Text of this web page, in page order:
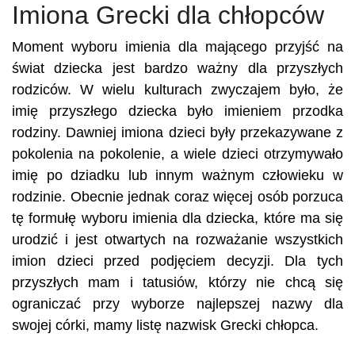
Imiona Grecki dla chłopców
Moment wyboru imienia dla mającego przyjść na
świat dziecka jest bardzo ważny dla przyszłych
rodziców. W wielu kulturach zwyczajem było, że
imię przyszłego dziecka było imieniem przodka
rodziny. Dawniej imiona dzieci były przekazywane z
pokolenia na pokolenie, a wiele dzieci otrzymywało
imię po dziadku lub innym ważnym człowieku w
rodzinie. Obecnie jednak coraz więcej osób porzuca
tę formułę wyboru imienia dla dziecka, które ma się
urodzić i jest otwartych na rozważanie wszystkich
imion dzieci przed podjęciem decyzji. Dla tych
przyszłych mam i tatusiów, którzy nie chcą się
ograniczać przy wyborze najlepszej nazwy dla
swojej córki, mamy listę nazwisk Grecki chłopca.